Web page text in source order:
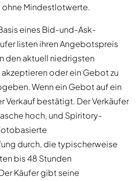
ohne Mindestlotwerte.
eines Bid-und-Ask-
listen ihren Angebotspreis
den aktuell niedrigsten
oder ein Gebot zu
Wenn ein Gebot auf ein
Verkauf bestätigt. Der Verkäufer
hoch, und Spiritory-
durch, die typischerweise
bis 48 Stunden
Käufer gibt seine